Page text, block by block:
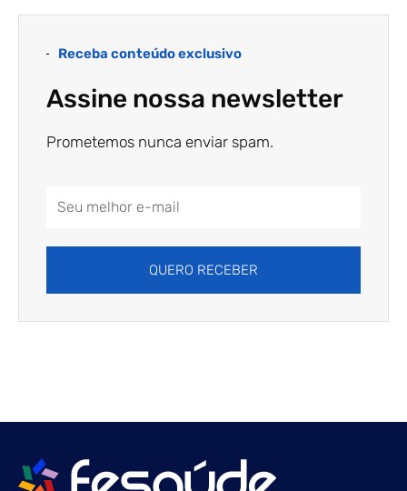
Receba conteúdo exclusivo
Assine nossa newsletter
Prometemos nunca enviar spam.
QUERO RECEBER